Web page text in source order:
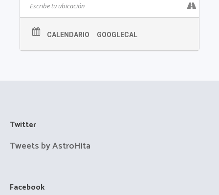
CALENDARIO GOOGLECAL
Twitter
Tweets by AstroHita
Facebook